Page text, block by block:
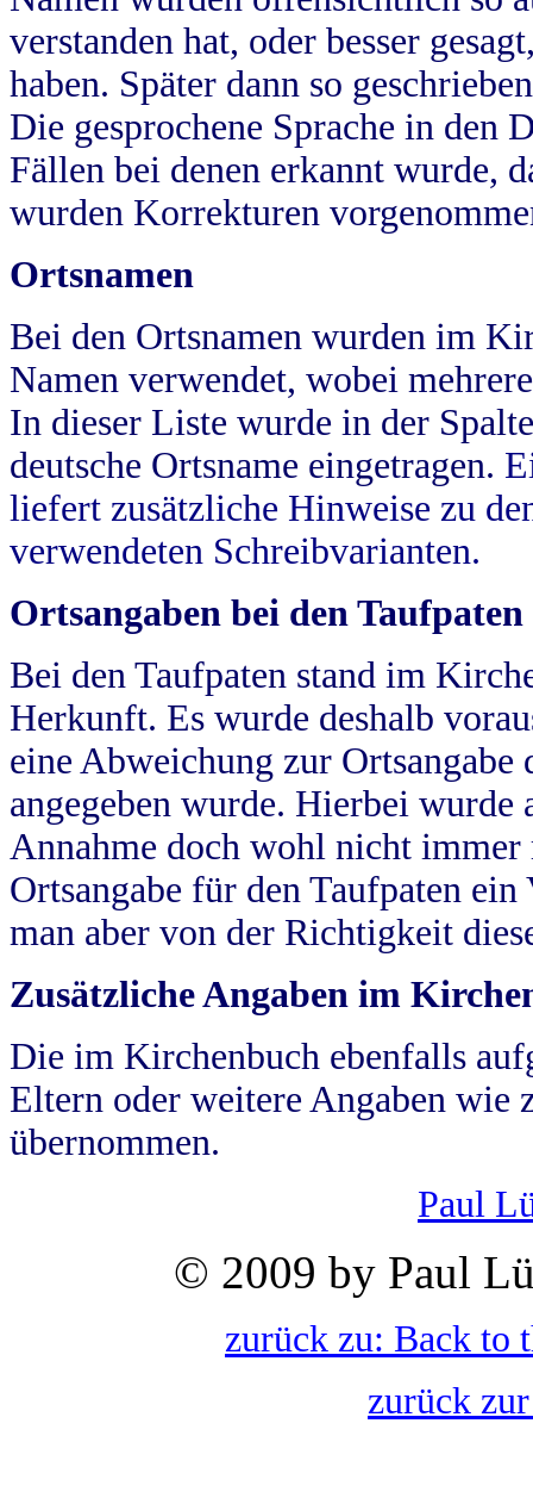
verstanden hat, oder besser
haben. Später dann so
Die gesprochene Sprache in
Fällen bei denen erkannt wurde,
wurden Korrekturen
Ortsnamen
Bei den Ortsnamen wurden im
Namen verwendet, wobei
In dieser Liste wurde in der
deutsche Ortsname eingetragen.
liefert zusätzliche Hinweise zu
verwendeten Schreibvarianten.
Ortsangaben bei den Taufpaten
Bei den Taufpaten stand im
Herkunft. Es wurde deshalb
eine Abweichung zur
angegeben wurde. Hierbei wurde
Annahme doch wohl nicht
Ortsangabe für den Taufpaten
man aber von der Richtigkeit
Zusätzliche Angaben im
Die im Kirchenbuch ebenfalls
Eltern oder weitere Angaben wie
übernommen.
Paul
© 2009 by Paul
zurück zu: Back to
zurück